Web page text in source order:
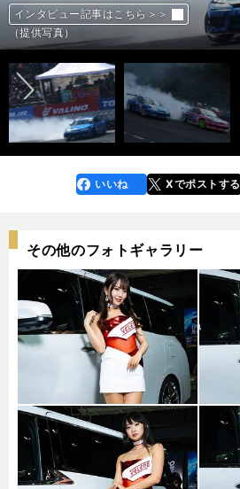
インタビュー記事はこちら＞＞
photo by Tanaka Wataru
インタビュー記事はこちら＞＞
photo by Tanaka Wataru
インタビュー記事はこちら＞＞
photo by Tanaka Wataru
インタビュー記事はこちら＞＞
photo by Tanaka Wataru
インタビュー記事はこちら＞＞
photo by Tanaka Wataru
インタビュー記事はこちら＞＞
photo by Tanaka Wataru
インタビュー記事はこちら＞＞
photo by Tanaka Wataru
インタビュー記事はこちら＞＞
photo by Tanaka Wataru
インタビュー記事はこちら＞＞
photo by Tanaka Wataru
インタビュー記事はこちら＞＞
photo by Tanaka Wataru
インタビュー記事はこちら＞＞
（提供写真）
インタビュー記事はこちら＞＞
（提供写真）
インタビュー記事はこちら＞＞
（提供写真）
インタビュー記事はこちら＞＞
（提供写真）
インタビュー記事はこちら＞＞
（提供写真）
インタビュー記事はこちら＞＞
（提供写真）
インタビュー記事はこちら＞＞
（提供写真）
インタビュー記事はこちら＞＞
（提供写真）
前へ
faceboo
k
いいね Xでポストする
line
その他のフォトギャラリー